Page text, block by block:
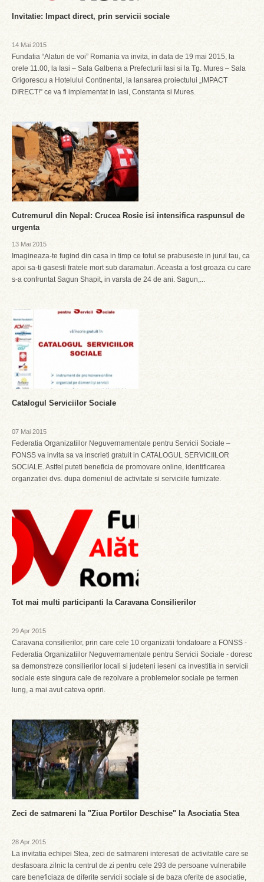
Invitatie: Impact direct, prin servicii sociale
14 Mai 2015
Fundatia “Alaturi de voi” Romania va invita, in data de 19 mai 2015, la
orele 11.00, la Iasi – Sala Galbena a Prefecturii Iasi si la Tg. Mures – Sala
Grigorescu a Hotelului Continental, la lansarea proiectului „IMPACT
DIRECT!” ce va fi implementat in Iasi, Constanta si Mures.
Cutremurul din Nepal: Crucea Rosie isi intensifica raspunsul de
urgenta
13 Mai 2015
Imagineaza-te fugind din casa in timp ce totul se prabuseste in jurul tau, ca
apoi sa-ti gasesti fratele mort sub daramaturi. Aceasta a fost groaza cu care
s-a confruntat Sagun Shapit, in varsta de 24 de ani. Sagun,...
Catalogul Serviciilor Sociale
07 Mai 2015
Federatia Organizatiilor Neguvernamentale pentru Servicii Sociale –
FONSS va invita sa va inscrieti gratuit in CATALOGUL SERVICIILOR
SOCIALE. Astfel puteti beneficia de promovare online, identificarea
organzatiei dvs. dupa domeniul de activitate si serviciile furnizate.
Tot mai multi participanti la Caravana Consilierilor
29 Apr 2015
Caravana consilierilor, prin care cele 10 organizatii fondatoare a FONSS -
Federatia Organizatiilor Neguvernamentale pentru Servicii Sociale - doresc
sa demonstreze consilierilor locali si judeteni ieseni ca investitia in servicii
sociale este singura cale de rezolvare a problemelor sociale pe termen
lung, a mai avut cateva opriri.
Zeci de satmareni la "Ziua Portilor Deschise" la Asociatia Stea
28 Apr 2015
La invitatia echipei Stea, zeci de satmareni interesati de activitatile care se
desfasoara zilnic la centrul de zi pentru cele 293 de persoane vulnerabile
care beneficiaza de diferite servicii sociale si de baza oferite de asociatie,